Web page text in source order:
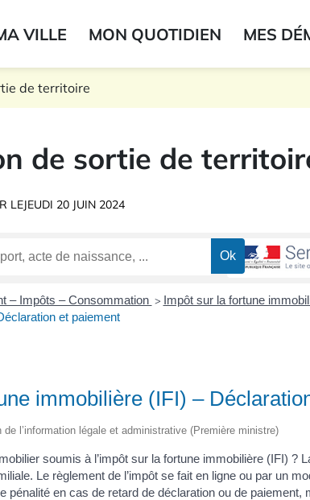
VILLE MON QUOTIDIEN MES
de territoire
de sortie de
LEJEUDI 20 JUIN 2024
– Impôts – Consommation > Impôt sur la fortune
et paiement
immobilière (IFI) –
l’information légale et administrative (Première ministre)
soumis à l’impôt sur la fortune immobilière (IFI) ?
Le règlement de l’impôt se fait en ligne ou par un
pénalité en cas de retard de déclaration ou de paiement,